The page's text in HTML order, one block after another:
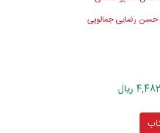
حسن رضایی جمالویی